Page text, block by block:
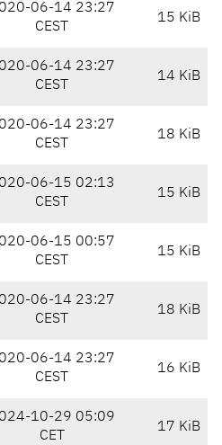
06-14 23:27
CEST
15 KiB
06-14 23:27
CEST
14 KiB
06-14 23:27
CEST
18 KiB
06-15 02:13
CEST
15 KiB
06-15 00:57
CEST
15 KiB
06-14 23:27
CEST
18 KiB
06-14 23:27
CEST
16 KiB
10-29 05:09
CET
17 KiB